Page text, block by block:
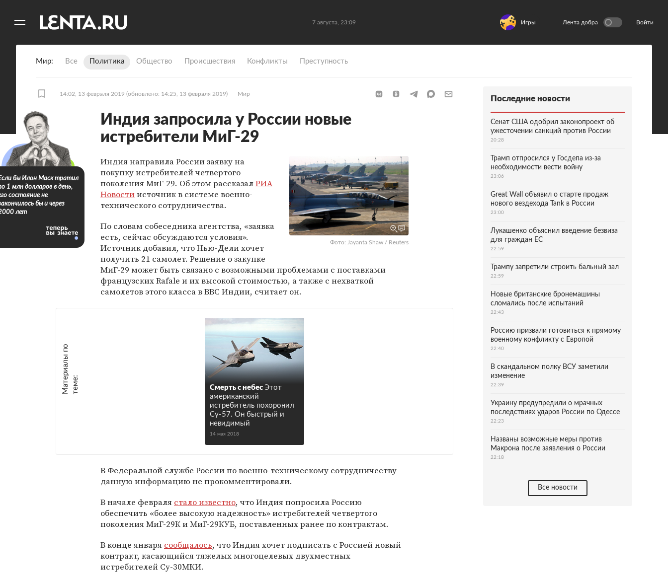
7 августа, 23:09 Игры Лента добра Войти
Мир Все Политика Общество Происшествия Конфликты Преступность
14:02, 13 февраля 2019 (обновлено: 14:25, 13 февраля 2019) Мир
Индия запросила у России новые
истребители МиГ-29
Фото: Jayanta Shaw / Reuters
Индия направила России заявку на
покупку истребителей четвертого
поколения МиГ-29. Об этом рассказалРИА
Новостиисточник в системе военно-
технического сотрудничества.
По словам собеседника агентства, «заявка
есть, сейчас обсуждаются условия».
Источник добавил, что Нью-Дели хочет
получить 21 самолет. Решение о закупке
МиГ-29 может быть связано с возможными проблемами с поставками
французских Rafale и их высокой стоимостью, а также с нехваткой
самолетов этого класса в ВВС Индии, считает он.
М
а
т е
р
и
а
л
ы
п
о
т
е
м
е : Смерть с небес Этот
американский
истребитель похоронил
Су-57. Он быстрый и
невидимый
14 мая 2018
В Федеральной службе России по военно-техническому сотрудничеству
данную информацию не прокомментировали.
В начале февраля стало известно, что Индия попросила Россию
обеспечить «более высокую надежность» истребителей четвертого
поколения МиГ-29К и МиГ-29КУБ, поставленных ранее по контрактам.
В конце января сообщалось, что Индия хочет подписать с Россией новый
контракт, касающийся тяжелых многоцелевых двухместных
истребителей Су-30МКИ.
бы Илон Маск тратил
1 млн долларов в день,
состояние не
бы и через
лет
Последние новости
Сенат США одобрил законопроект об
ужесточении санкций против России
20:28
Трамп отпросился у Госдепа из-за
необходимости вести войну
23:06
Great Wall объявил о старте продаж
нового вездехода Tank в России
23:00
Лукашенко объяснил введение безвиза
для граждан ЕС
22:59
Трампу запретили строить бальный зал
22:59
Новые британские бронемашины
сломались после испытаний
22:43
Россию призвали готовиться к прямому
военному конфликту с Европой
22:40
В скандальном полку ВСУ заметили
изменение
22:39
Украину предупредили о мрачных
последствиях ударов России по Одессе
22:23
Названы возможные меры против
Макрона после заявления о России
22:18
Все новости